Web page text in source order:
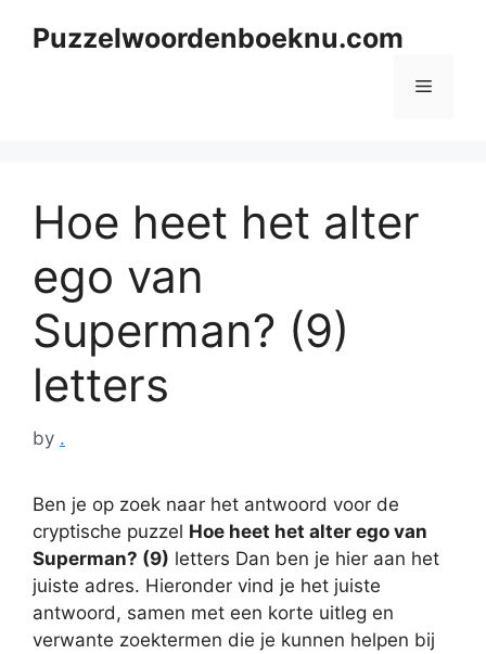
Puzzelwoordenboeknu.com
Menu
Hoe heet het alter
ego van
Superman? (9)
letters
by .
Ben je op zoek naar het antwoord voor de
cryptische puzzel Hoe heet het alter ego van
Superman? (9) letters Dan ben je hier aan het
juiste adres. Hieronder vind je het juiste
antwoord, samen met een korte uitleg en
verwante zoektermen die je kunnen helpen bij